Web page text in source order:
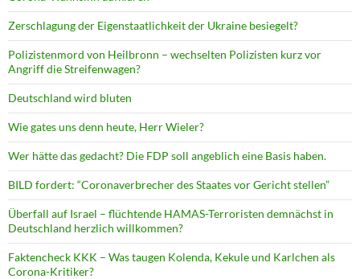
Zerschlagung der Eigenstaatlichkeit der Ukraine besiegelt?
Polizistenmord von Heilbronn – wechselten Polizisten kurz vor
Angriff die Streifenwagen?
Deutschland wird bluten
Wie gates uns denn heute, Herr Wieler?
Wer hätte das gedacht? Die FDP soll angeblich eine Basis haben.
BILD fordert: “Coronaverbrecher des Staates vor Gericht stellen”
Überfall auf Israel – flüchtende HAMAS-Terroristen demnächst in
Deutschland herzlich willkommen?
Faktencheck KKK – Was taugen Kolenda, Kekule und Karlchen als
Corona-Kritiker?